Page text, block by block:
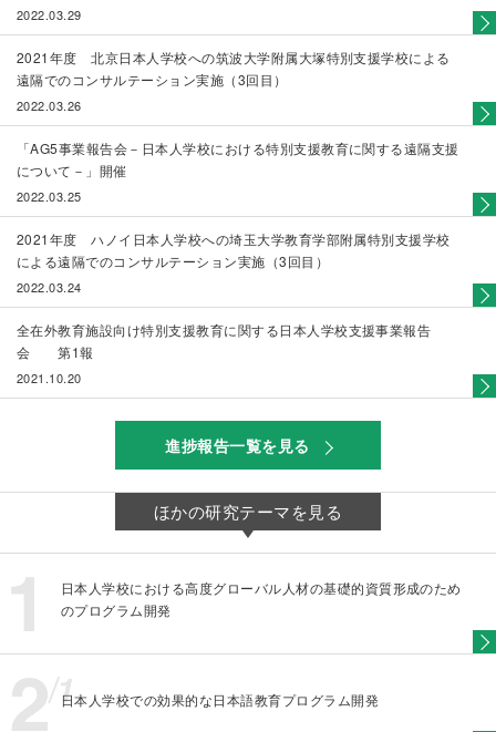
2022.03.29
2021年度 北京日本人学校への筑波大学附属大塚特別支援学校による
遠隔でのコンサルテーション実施（3回目）
2022.03.26
「AG5事業報告会－日本人学校における特別支援教育に関する遠隔支援
について－」開催
2022.03.25
2021年度 ハノイ日本人学校への埼玉大学教育学部附属特別支援学校
による遠隔でのコンサルテーション実施（3回目）
2022.03.24
全在外教育施設向け特別支援教育に関する日本人学校支援事業報告
会 第1報
2021.10.20
進捗報告一覧を見る
ほかの研究テーマを見る
日本人学校における高度グローバル人材の基礎的資質形成のため
のプログラム開発
日本人学校での効果的な日本語教育プログラム開発